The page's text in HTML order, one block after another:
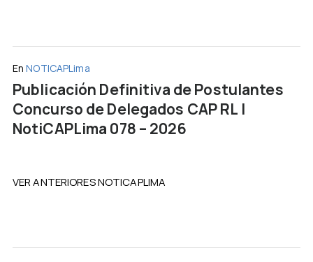
En NOTICAPLima
Publicación Definitiva de Postulantes
Concurso de Delegados CAP RL |
NotiCAPLima 078 – 2026
VER ANTERIORES NOTICAPLIMA